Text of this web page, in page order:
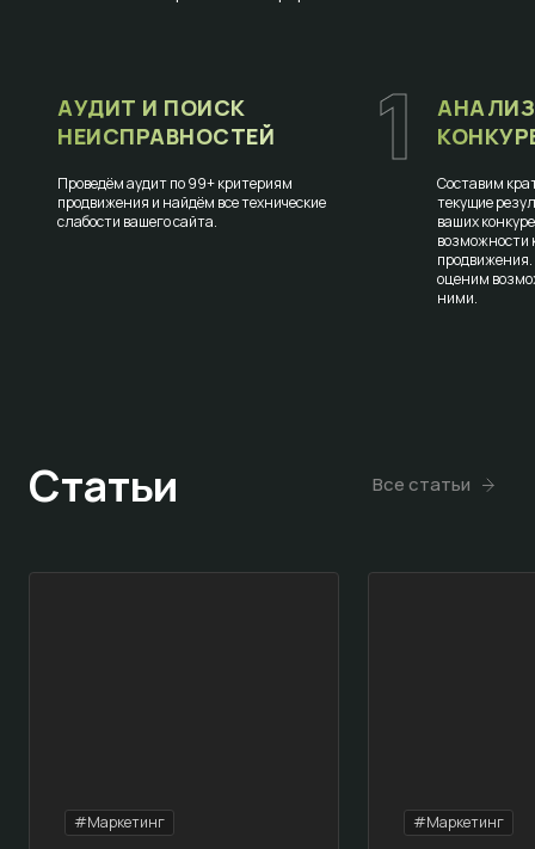
1
АУДИТ И ПОИСК
НЕИСПРАВНОСТЕЙ
Проведём аудит по 99+ критериям
продвижения и найдём все технические
слабости вашего сайта.
Составим
текущие
ваших
возможности
оценим
ними.
Статьи Все статьи
#Маркетинг #Маркетинг